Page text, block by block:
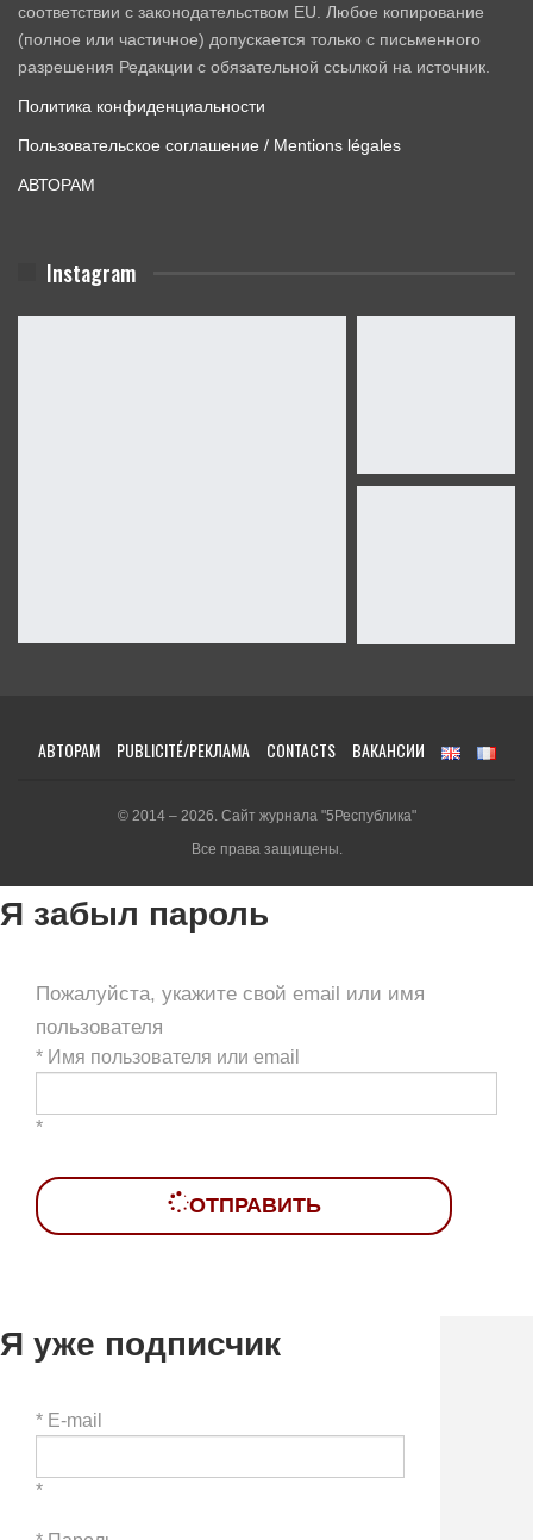
соответствии с законодательством EU. Любое копирование
(полное или частичное) допускается только с письменного
разрешения Редакции с обязательной ссылкой на источник.
Политика конфиденциальности
Пользовательское соглашение / Mentions légales
АВТОРАМ
Instagram
АВТОРАМ PUBLICITÉ/РЕКЛАМА CONTACTS ВАКАНСИИ
© 2014 – 2026. Сайт журнала "5Республика"
Все права защищены.
Я забыл пароль
Пожалуйста, укажите свой email или имя
пользователя
* Имя пользователя или email
*
ОТПРАВИТЬ
Я уже подписчик
* E-mail
*